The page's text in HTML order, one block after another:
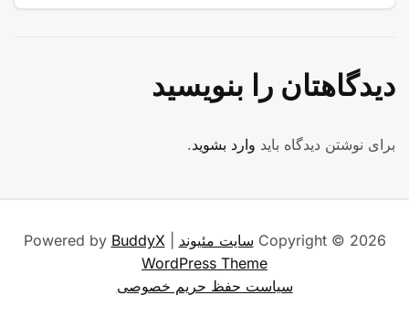
دیدگاهتان را بنویسید
برای نوشتن دیدگاه باید وارد بشوید.
Copyright © 2026 سایت مئیوند | Powered by
BuddyX
WordPress Theme
سیاست حفظ حریم خصوصی